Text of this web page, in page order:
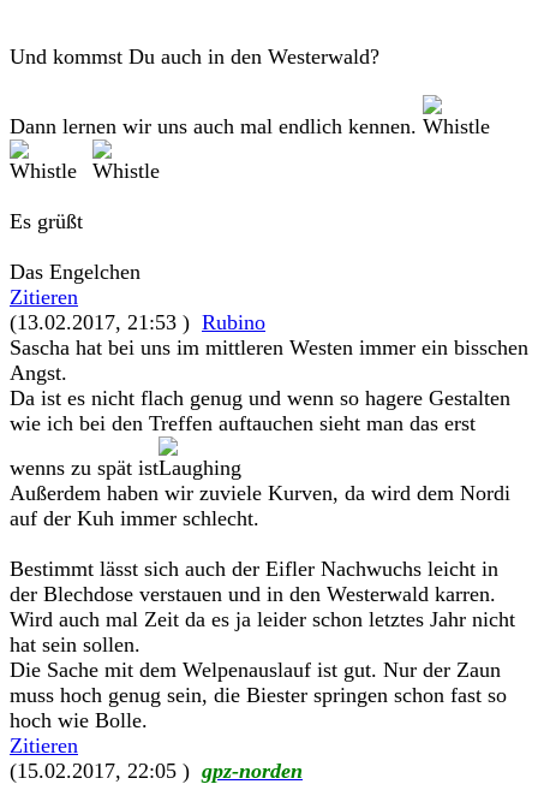
Und kommst Du auch in den Westerwald?
Dann lernen wir uns auch mal endlich kennen.
Es grüßt
Das Engelchen
Zitieren
(13.02.2017, 21:53 ) Rubino
Sascha hat bei uns im mittleren Westen immer ein bisschen
Angst.
Da ist es nicht flach genug und wenn so hagere Gestalten
wie ich bei den Treffen auftauchen sieht man das erst
wenns zu spät ist
Außerdem haben wir zuviele Kurven, da wird dem Nordi
auf der Kuh immer schlecht.
Bestimmt lässt sich auch der Eifler Nachwuchs leicht in
der Blechdose verstauen und in den Westerwald karren.
Wird auch mal Zeit da es ja leider schon letztes Jahr nicht
hat sein sollen.
Die Sache mit dem Welpenauslauf ist gut. Nur der Zaun
muss hoch genug sein, die Biester springen schon fast so
hoch wie Bolle.
Zitieren
(15.02.2017, 22:05 ) gpz-norden